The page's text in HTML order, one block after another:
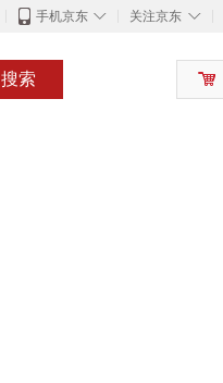
◇
手机京东 ◇
关注京东
搜索